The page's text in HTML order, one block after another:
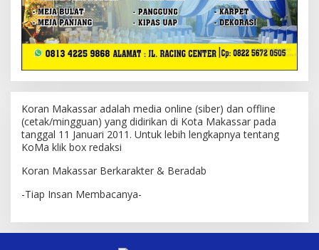
Koran Makassar adalah media online (siber) dan offline
(cetak/mingguan) yang didirikan di Kota Makassar pada
tanggal 11 Januari 2011. Untuk lebih lengkapnya tentang
KoMa klik box redaksi
Koran Makassar Berkarakter & Beradab
-Tiap Insan Membacanya-